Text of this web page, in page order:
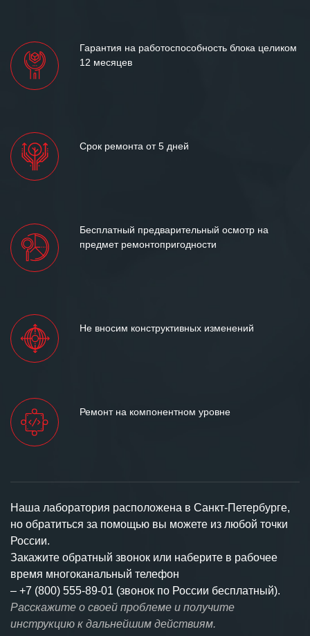
Гарантия на работоспособность блока целиком
12 месяцев
Срок ремонта от 5 дней
Бесплатный предварительный осмотр на
предмет ремонтопригодности
Не вносим конструктивных изменений
Ремонт на компонентном уровне
Наша лаборатория расположена в Санкт-Петербурге,
но обратиться за помощью вы можете из любой точки
России.
Закажите обратный звонок или наберите в рабочее
время многоканальный телефон
– +7 (800) 555-89-01 (звонок по России бесплатный).
Расскажите о своей проблеме и получите
инструкцию к дальнейшим действиям.